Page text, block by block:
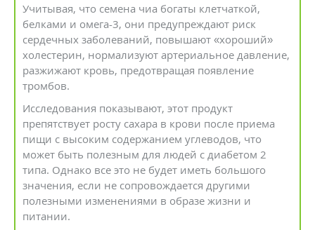
Учитывая, что семена чиа богаты клетчаткой,
белками и омега-3, они предупреждают риск
сердечных заболеваний, повышают «хороший»
холестерин, нормализуют артериальное давление,
разжижают кровь, предотвращая появление
тромбов.
Исследования показывают, этот продукт
препятствует росту сахара в крови после приема
пищи с высоким содержанием углеводов, что
может быть полезным для людей с диабетом 2
типа. Однако все это не будет иметь большого
значения, если не сопровождается другими
полезными изменениями в образе жизни и
питании.